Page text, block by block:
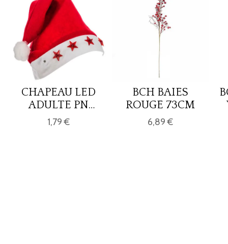
CHAPEAU LED
ADULTE PN
ETOILE
FEUTRIN
1,79 €
BCH BAIES
ROUGE 73CM
6,89 €